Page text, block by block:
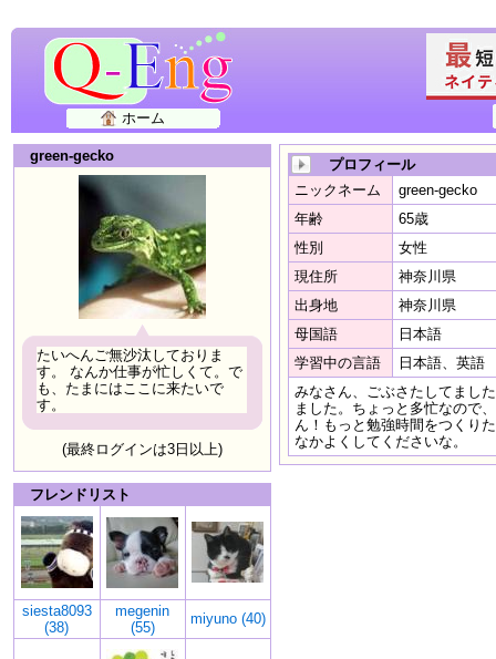
ホーム
green-gecko
たいへんご無沙汰しておりま
す。 なんか仕事が忙しくて。で
も、たまにはここに来たいで
す。
(最終ログインは3日以上)
フレンドリスト
siesta8093
(38)
megenin
(55)
miyuno (40)
プロフィール
ニックネーム
green-gecko
年齢
65歳
性別
女性
現住所
神奈川県
出身地
神奈川県
母国語
日本語
学習中の言語
日本語、英語
みなさん、ごぶさたしてまし
ました。ちょっと多忙なので
ん！もっと勉強時間をつくり
なかよくしてくださいな。